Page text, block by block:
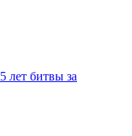
лет битвы за